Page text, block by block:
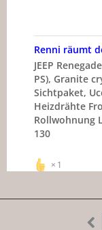
Renni räumt
JEEP
PS), Granite
Sichtpaket,
Heizdrähte
Rollwohnung
130
1